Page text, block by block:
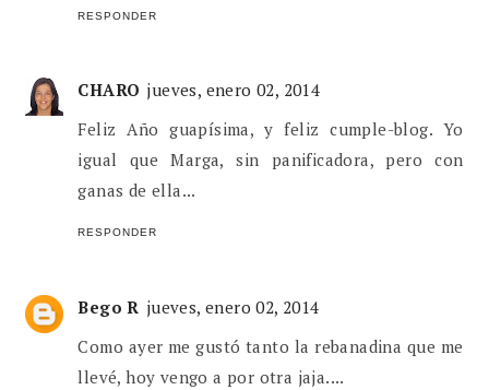
RESPONDER
CHARO jueves, enero 02, 2014
Feliz Año guapísima, y feliz cumple-blog. Yo
igual que Marga, sin panificadora, pero con
ganas de ella...
RESPONDER
Bego R jueves, enero 02, 2014
Como ayer me gustó tanto la rebanadina que me
llevé, hoy vengo a por otra jaja....